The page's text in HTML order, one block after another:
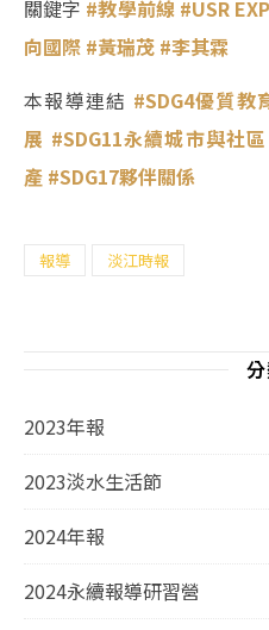
關鍵字 #教學前線 #USR
向國際 #黃瑞茂 #李其霖
本報導連結 #SDG4優質教
展 #SDG11永續城市與社區
產 #SDG17夥伴關係
報導 淡江時報
2023年報
2023淡水生活節
2024年報
2024永續報導研習營